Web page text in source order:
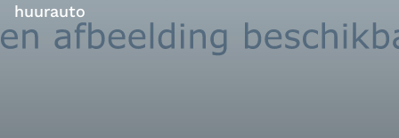
huurauto